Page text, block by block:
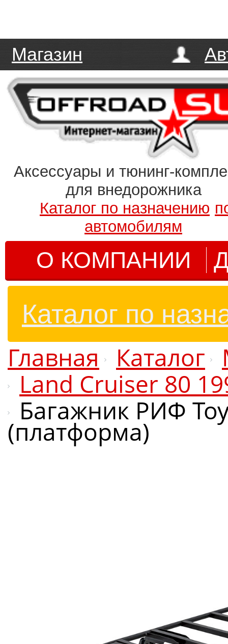
Магазин
Аксессуары и тюнинг-
для внедорожника
Каталог по назначению
автомобилям
О КОМПАНИИ
Каталог по
Главная Каталог
Land Cruiser 80
Багажник РИФ
(платформа)